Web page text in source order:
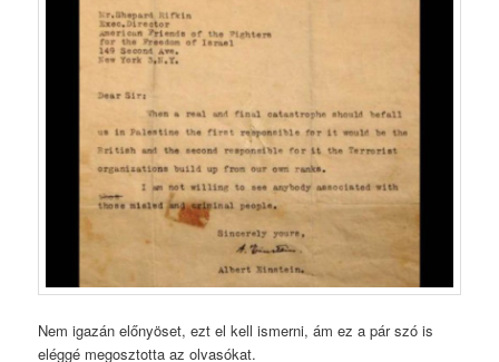
Nem igazán előnyöset, ezt el kell ismerni, ám ez a pár szó is
eléggé megosztotta az olvasókat.